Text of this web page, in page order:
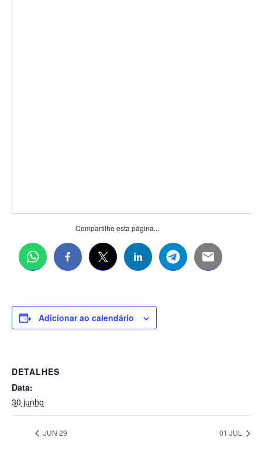
Compartilhe esta página...
Adicionar ao calendário
DETALHES
Data:
30 junho
JUN 29 01 JUL